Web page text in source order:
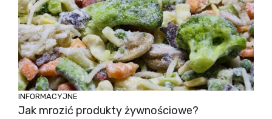
INFORMACYJNE
Jak mrozić produkty żywnościowe?